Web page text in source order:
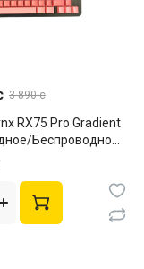
3 890 c
RX75 Pro Gradient
Беспроводное,